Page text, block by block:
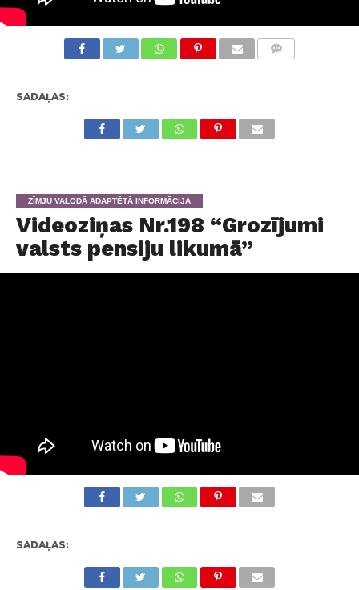
SADAĻAS:
ZĪMJU VALODĀ ADAPTĒTĀ INFORMĀCIJA
Videoziņas Nr.198 “Grozījumi
valsts pensiju likumā”
SADAĻAS: